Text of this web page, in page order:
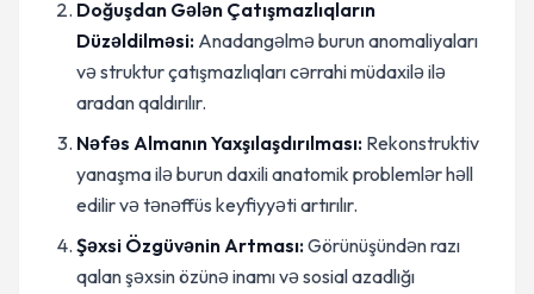
Doğuşdan Gələn Çatışmazlıqların
Düzəldilməsi: Anadangəlmə burun anomaliyaları
və struktur çatışmazlıqları cərrahi müdaxilə ilə
aradan qaldırılır.
Nəfəs Almanın Yaxşılaşdırılması: Rekonstruktiv
yanaşma ilə burun daxili anatomik problemlər həll
edilir və tənəffüs keyfiyyəti artırılır.
Şəxsi Özgüvənin Artması:Görünüşündən razı
qalan şəxsin özünə inamı və sosial azadlığı